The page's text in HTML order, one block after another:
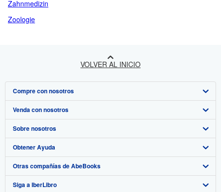
Zahnmedizin
Zoologie
VOLVER AL INICIO
Compre con nosotros
Búsqueda avanzada
Colecciones
Mi cuenta
Mis pedidos
Ver carrito
Venda con nosotros
Comenzar a vender
Únase a nuestro programa de afiliados
Recomiende un vendedor
Sobre nosotros
Sobre IberLibro
Medios
Empleo
Obtener Ayuda
Preguntas frecuentes y guías
Atención al Cliente
Otras compañías de AbeBooks
AbeBooks.com
Siga a IberLibro